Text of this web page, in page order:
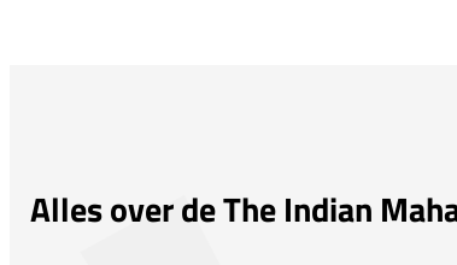
Alles over de The Indian